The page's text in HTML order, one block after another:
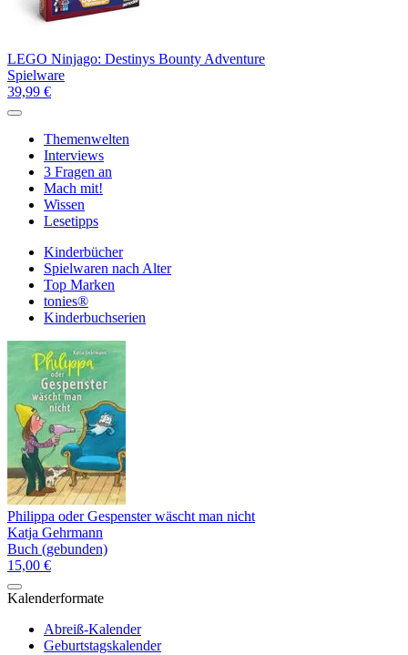
LEGO Ninjago: Destinys Bounty Adventure
Spielware
39,99 €
Themenwelten
Interviews
3 Fragen an
Mach mit!
Wissen
Lesetipps
Kinderbücher
Spielwaren nach Alter
Top Marken
tonies®
Kinderbuchserien
Philippa oder Gespenster wäscht man nicht
Katja Gehrmann
Buch (gebunden)
15,00 €
Kalenderformate
Abreiß-Kalender
Geburtstagskalender